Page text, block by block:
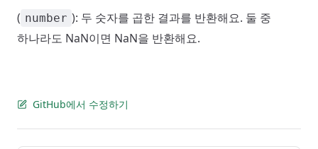
( number ): 두 숫자를 곱한 결과를 반환해요. 둘 중
하나라도 NaN이면 NaN을 반환해요.
GitHub에서 수정하기